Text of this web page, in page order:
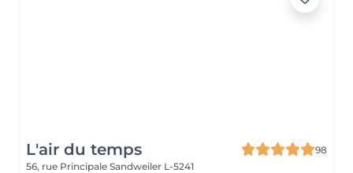
L'air du temps
98
56, rue Principale Sandweiler L-5241